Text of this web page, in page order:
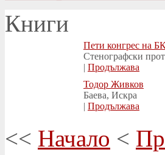
Книги
Пети конгрес на
Стенографски
| Продължава
Тодор Живков
Баева, Искра
| Продължава
<< Начало <